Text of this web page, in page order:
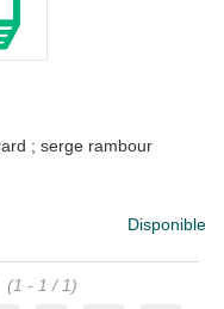
; serge rambour
Disponible
(1 - 1 / 1)